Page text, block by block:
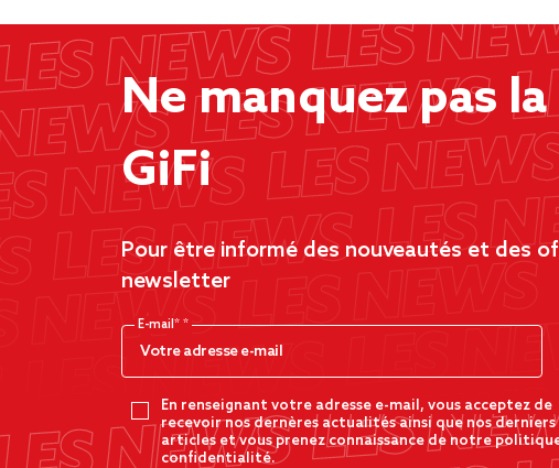
Ne manquez pas
GiFi
Pour être informé des nouveautés et des
newsletter
E-mail*
En renseignant votre adresse e-mail, vous acceptez de
recevoir nos dernères actualités ainsi que nos derniers
articles et vous prenez connaissance de notre
confidentialité.